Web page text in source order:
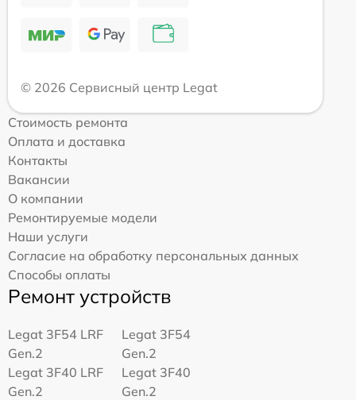
© 2026 Сервисный центр Legat
Стоимость ремонта
Оплата и доставка
Контакты
Вакансии
О компании
Ремонтируемые модели
Наши услуги
Согласие на обработку персональных данных
Способы оплаты
Ремонт устройств
Legat 3F54 LRF
Gen.2
Legat 3F54
Gen.2
Legat 3F40 LRF
Gen.2
Legat 3F40
Gen.2